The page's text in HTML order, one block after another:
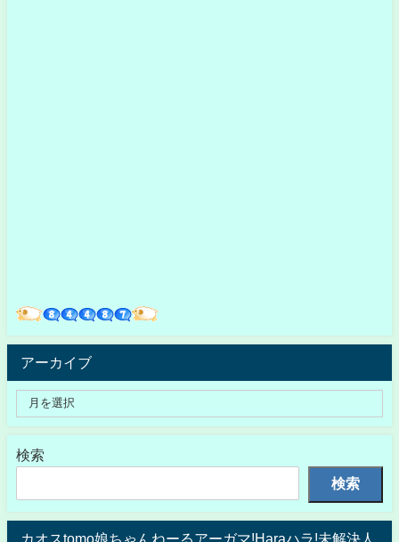
アーカイブ
検索
検索
カオスtomo娘ちゃんねーるアーガマ!Haraハラ!未解決人